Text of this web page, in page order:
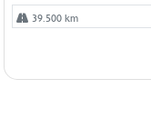
39.500 km